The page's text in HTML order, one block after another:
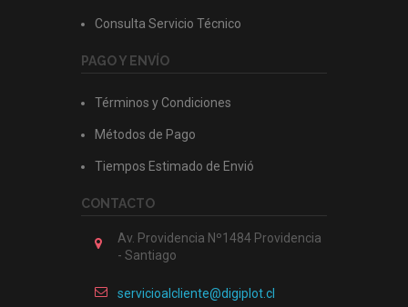
Consulta Servicio Técnico
PAGO Y ENVÍO
Términos y Condiciones
Métodos de Pago
Tiempos Estimado de Envió
CONTACTO
Av. Providencia Nº1484 Providencia
- Santiago
servicioalcliente@digiplot.cl